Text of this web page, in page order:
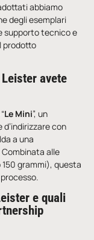
abbiamo
degli esemplari
supporto tecnico e
prodotto
avete
Le Mini”, un
con
a una
alle
150 grammi), questa
e quali